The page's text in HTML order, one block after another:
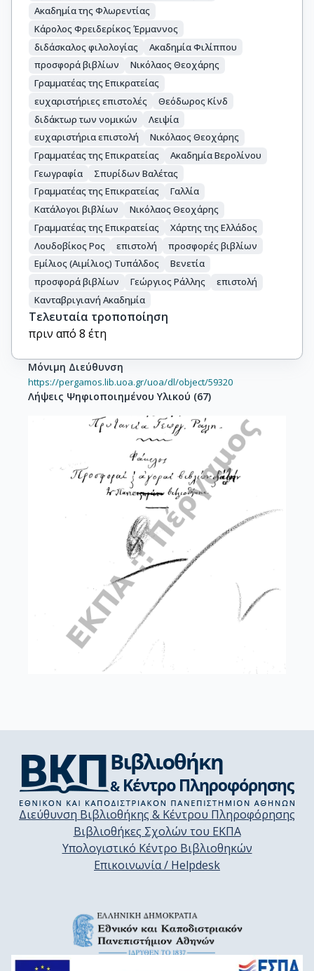
Ακαδημία της Φλωρεντίας
Κάρολος Φρειδερίκος Έρμαννος
διδάσκαλος φιλολογίας
Ακαδημία Φιλίππου
προσφορά βιβλίων
Νικόλαος Θεοχάρης
Γραμματέας της Επικρατείας
ευχαριστήριες επιστολές
Θεόδωρος Κίνδ
διδάκτωρ των νομικών
Λειψία
ευχαριστήρια επιστολή
Νικόλαος Θεοχάρης
Γραμματέας της Επικρατείας
Ακαδημία Βερολίνου
Γεωγραφία
Σπυρίδων Βαλέτας
Γραμματέας της Επικρατείας
Γαλλία
Κατάλογοι βιβλίων
Νικόλαος Θεοχάρης
Γραμματέας της Επικρατείας
Χάρτης της Ελλάδος
Λουδοβίκος Ρος
επιστολή
προσφορές βιβλίων
Εμίλιος (Αιμίλιος) Τυπάλδος
Βενετία
προσφορά βιβλίων
Γεώργιος Ράλλης
επιστολή
Κανταβριγιανή Ακαδημία
Τελευταία τροποποίηση
πριν από 8 έτη
Μόνιμη Διεύθυνση
https://pergamos.lib.uoa.gr/uoa/dl/object/59320
Λήψεις Ψηφιοποιημένου Υλικού (67)
Διεύθυνση Βιβλιοθήκης & Κέντρου Πληροφόρησης
Βιβλιοθήκες Σχολών του ΕΚΠΑ
Υπολογιστικό Κέντρο Βιβλιοθηκών
Επικοινωνία / Helpdesk